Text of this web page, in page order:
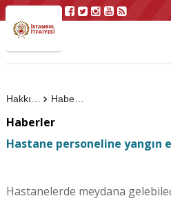
Haberler
Haberler
Hastane personeline yangın
Hastanelerde meydana